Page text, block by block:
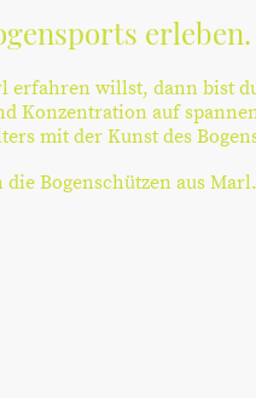
erfahren willst, dann bist
Konzentration auf
mit der Kunst des
Bogenschützen aus Marl.
erleben.